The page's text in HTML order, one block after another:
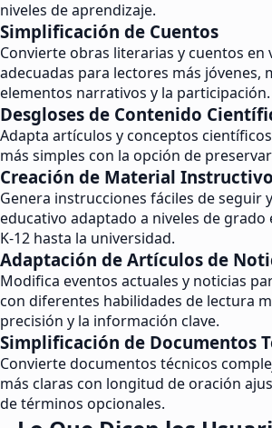
niveles de aprendizaje.
Simplificación de Cuentos
Convierte obras literarias y cuentos en
adecuadas para lectores más jóvenes,
elementos narrativos y la participación.
Desgloses de Contenido
Adapta artículos y conceptos
más simples con la opción de
Creación de Material Instructivo
Genera instrucciones fáciles de seguir
educativo adaptado a niveles de grado
K-12 hasta la universidad.
Adaptación de Artículos de
Modifica eventos actuales y noticias
con diferentes habilidades de lectura
precisión y la información clave.
Simplificación de Documentos
Convierte documentos técnicos
más claras con longitud de oración
de términos opcionales.